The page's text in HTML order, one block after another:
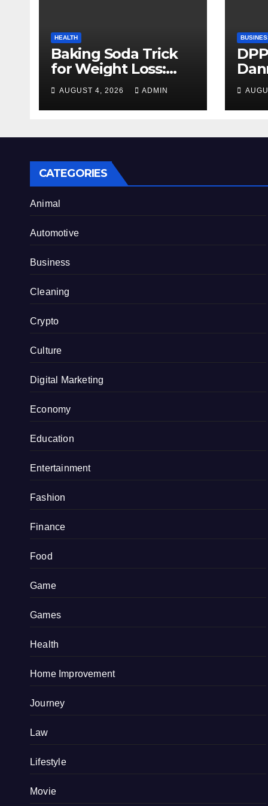
HEALTH
Baking Soda Trick
for Weight Loss:
Separating Real
Benefits From
Internet Hype
AUGUST 4, 2026 ADMIN
CATEGORIES
Animal
Automotive
Business
Cleaning
Crypto
Culture
Digital Marketing
Economy
Education
Entertainment
Fashion
Finance
Food
Game
Games
Health
Home Improvement
Journey
Law
Lifestyle
Movie